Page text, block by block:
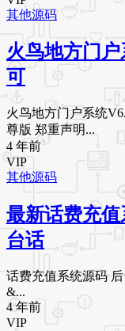
其他源码
火鸟地方门
可
火鸟地方门户系统
尊版 郑重声明...
4 年前
VIP
其他源码
最新话费充
台话
话费充值系统源码 后
&...
4 年前
VIP